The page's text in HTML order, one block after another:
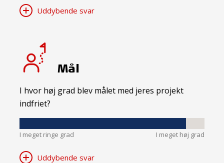
Uddybende svar
Mål
I hvor høj grad blev målet med jeres projekt
indfriet?
I meget ringe grad I meget høj grad
Uddybende svar